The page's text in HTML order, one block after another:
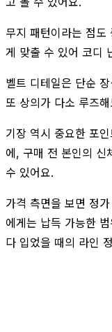
무지 패턴이라는 점
게 맞출 수 있어 코디
벨트 디테일은 단순
또 상의가 다소 루즈
기장 역시 중요한 포
에, 구매 전 본인의 신
수 있어요.
가격 측면을 보면 정
에게는 납득 가능한
다 입었을 때의 라인